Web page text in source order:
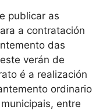
publicar as
a contratación
das
verán de
é a realización
ordinario
entre